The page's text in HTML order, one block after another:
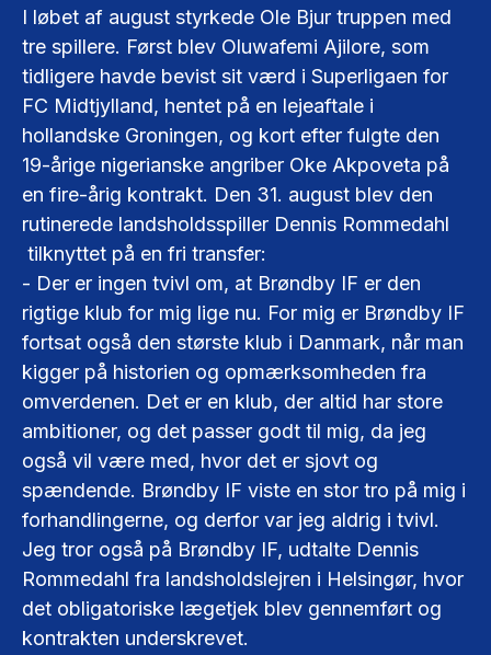
I løbet af august styrkede Ole Bjur truppen med
tre spillere. Først blev Oluwafemi Ajilore, som
tidligere havde bevist sit værd i Superligaen for
FC Midtjylland, hentet på en lejeaftale i
hollandske Groningen, og kort efter fulgte den
19-årige nigerianske angriber Oke Akpoveta på
en fire-årig kontrakt. Den 31. august blev den
rutinerede landsholdsspiller Dennis Rommedahl
tilknyttet på en fri transfer:
- Der er ingen tvivl om, at Brøndby IF er den
rigtige klub for mig lige nu. For mig er Brøndby IF
fortsat også den største klub i Danmark, når man
kigger på historien og opmærksomheden fra
omverdenen. Det er en klub, der altid har store
ambitioner, og det passer godt til mig, da jeg
også vil være med, hvor det er sjovt og
spændende. Brøndby IF viste en stor tro på mig i
forhandlingerne, og derfor var jeg aldrig i tvivl.
Jeg tror også på Brøndby IF, udtalte Dennis
Rommedahl fra landsholdslejren i Helsingør, hvor
det obligatoriske lægetjek blev gennemført og
kontrakten underskrevet.